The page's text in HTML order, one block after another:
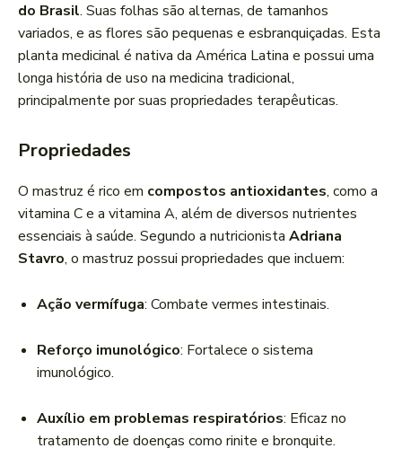
do Brasil. Suas folhas são alternas, de tamanhos
variados, e as flores são pequenas e esbranquiçadas. Esta
planta medicinal é nativa da América Latina e possui uma
longa história de uso na medicina tradicional,
principalmente por suas propriedades terapêuticas.
Propriedades
O mastruz é rico em compostos antioxidantes, como a
vitamina C e a vitamina A, além de diversos nutrientes
essenciais à saúde. Segundo a nutricionista Adriana
Stavro, o mastruz possui propriedades que incluem:
Ação vermífuga: Combate vermes intestinais.
Reforço imunológico: Fortalece o sistema
imunológico.
Auxílio em problemas respiratórios: Eficaz no
tratamento de doenças como rinite e bronquite.